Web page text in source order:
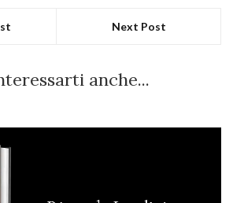
Next Post
anche...